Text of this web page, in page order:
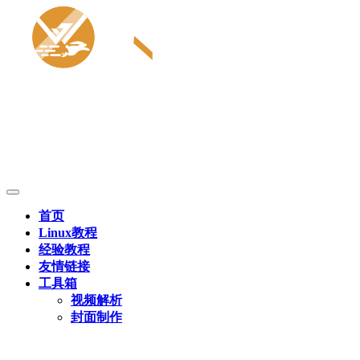
首页
Linux教程
经验教程
友情链接
工具箱
视频解析
封面制作